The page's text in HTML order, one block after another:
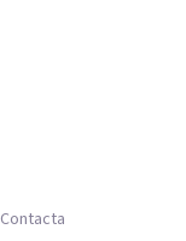
Contacta